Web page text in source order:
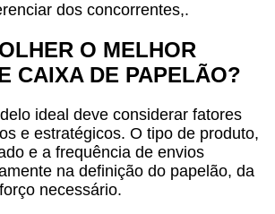
dos concorrentes,.
O MELHOR
CAIXA DE PAPELÃO?
ideal deve considerar fatores
e estratégicos. O tipo de produto,
e a frequência de envios
na definição do papelão, da
necessário.